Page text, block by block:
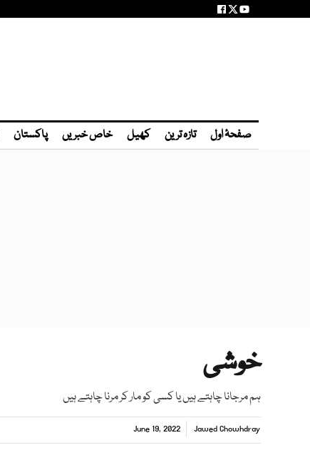
صفحۂ اول تازہ ترین کھیل خاص خبریں پاکستان
خوشی
ہم مرجانا چاہتے ہیں یا کسی کو مار کر مرنا چاہتے ہیں
Jawed Chowhdray
June 19, 2022